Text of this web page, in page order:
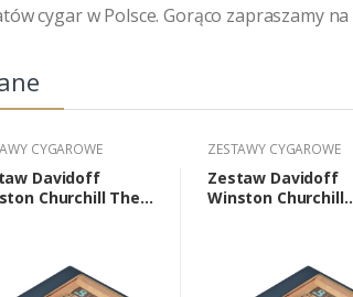
cygar w Polsce. Gorąco zapraszamy na
CYGAROWE
Davidoff
Churchill The
ZESTAWY CYGAROWE
Zestaw Davidoff
Winston Churchill